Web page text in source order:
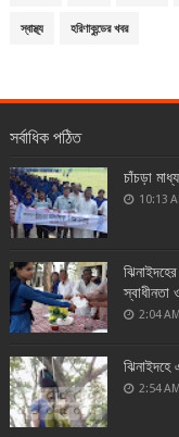
স্বাস্থ্য হরিণাকুন্ডের খবর
সর্বাধিক পঠিত
চাঁচড়া
10:13
স্বাধীনতা
2:04 AM
2:54 AM